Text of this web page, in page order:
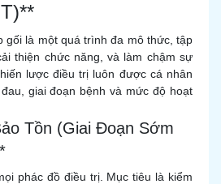
gối là một quá trình đa mô thức, tập
thiện chức năng, và làm chậm sự
lược điều trị luôn được cá nhân
giai đoạn bệnh và mức độ hoạt
Tồn (Giai Đoạn Sớm
phác đồ điều trị. Mục tiêu là kiểm